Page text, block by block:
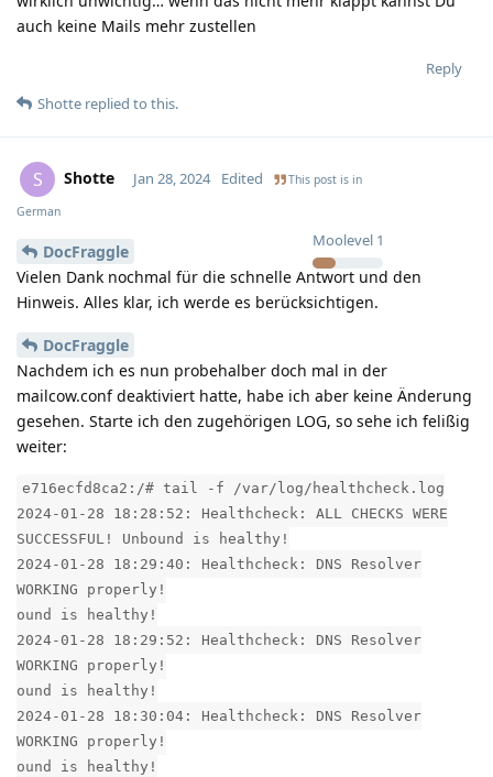
auch keine Mails mehr zustellen
Reply
Shotte replied to this.
S Shotte
Moolevel 1
Jan 28, 2024 Edited This post is in
German
DocFraggle
Vielen Dank nochmal für die schnelle Antwort und den
Hinweis. Alles klar, ich werde es berücksichtigen.
DocFraggle
Nachdem ich es nun probehalber doch mal in der
mailcow.conf deaktiviert hatte, habe ich aber keine Änderung
gesehen. Starte ich den zugehörigen LOG, so sehe ich felißig
weiter:
e716ecfd8ca2:/# tail -f /var/log/healthcheck.log
2024-01-28 18:28:52: Healthcheck: ALL CHECKS WERE
SUCCESSFUL! Unbound is healthy!
2024-01-28 18:29:40: Healthcheck: DNS Resolver
WORKING properly!
ound is healthy!
2024-01-28 18:29:52: Healthcheck: DNS Resolver
WORKING properly!
ound is healthy!
2024-01-28 18:30:04: Healthcheck: DNS Resolver
WORKING properly!
ound is healthy!